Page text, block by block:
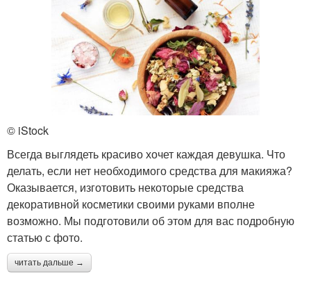
© iStock
Всегда выглядеть красиво хочет каждая девушка. Что
делать, если нет необходимого средства для макияжа?
Оказывается, изготовить некоторые средства
декоративной косметики своими руками вполне
возможно. Мы подготовили об этом для вас подробную
статью с фото.
читать дальше →